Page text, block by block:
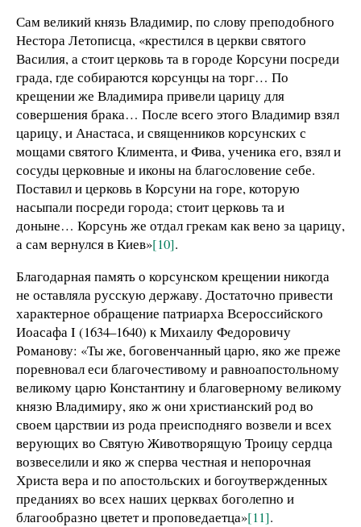
Сам великий князь Владимир, по слову преподобного
Нестора Летописца, «крестился в церкви святого
Василия, а стоит церковь та в городе Корсуни посреди
града, где собираются корсунцы на торг… По
крещении же Владимира привели царицу для
совершения брака… После всего этого Владимир взял
царицу, и Анастаса, и священников корсунских с
мощами святого Климента, и Фива, ученика его, взял и
сосуды церковные и иконы на благословение себе.
Поставил и церковь в Корсуни на горе, которую
насыпали посреди города; стоит церковь та и
доныне… Корсунь же отдал грекам как вено за царицу,
а сам вернулся в Киев»[10].
Благодарная память о корсунском крещении никогда
не оставляла русскую державу. Достаточно привести
характерное обращение патриарха Всероссийского
Иоасафа I (1634–1640) к Михаилу Федоровичу
Романову: «Ты же, боговенчанный царю, яко же преже
поревновал еси благочестивому и равноапостольному
великому царю Константину и благоверному великому
князю Владимиру, яко ж они христианский род во
своем царствии из рода преисподняго возвели и всех
верующих во Святую Животворящую Троицу сердца
возвеселили и яко ж сперва честная и непорочная
Христа вера и по апостольских и богоутвержденных
преданиях во всех наших церквах боголепно и
благообразно цветет и проповедаетца»[11].